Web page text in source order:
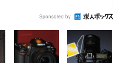
Sponsored by